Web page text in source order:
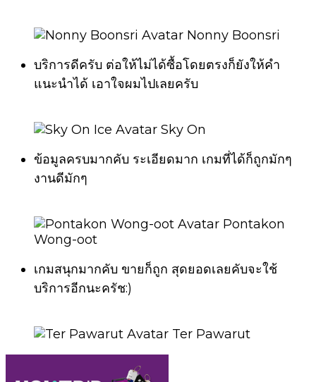
Nonny Boonsri
บริการดีครับ ต่อให้ไม่ได้ซื้อโดยตรงก็ยังให้คำ
แนะนำได้ เอาใจผมไปเลยครับ
Sky On
ข้อมูลครบมากคับ ระเอียดมาก เกมที่ได้ก็ถูกมักๆ
งานดีมักๆ
Pontakon
Wong-oot
เกมสนุกมากคับ ขายก็ถูก สุดยอดเลยคับจะใช้
บริการอีกนะครัช:)
Ter Pawarut